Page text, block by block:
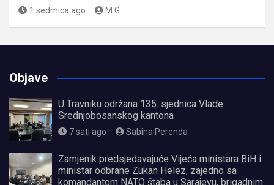
1 sedmica ago M.G.
Objave
U Travniku održana 135. sjednica Vlade
Srednjobosanskog kantona
7 sati ago Sabina Perenda
Zamjenik predsjedavajuće Vijeća ministara BiH i
ministar odbrane Zukan Helez, zajedno sa
komandantom NATO štaba u Sarajevu, brigadnim